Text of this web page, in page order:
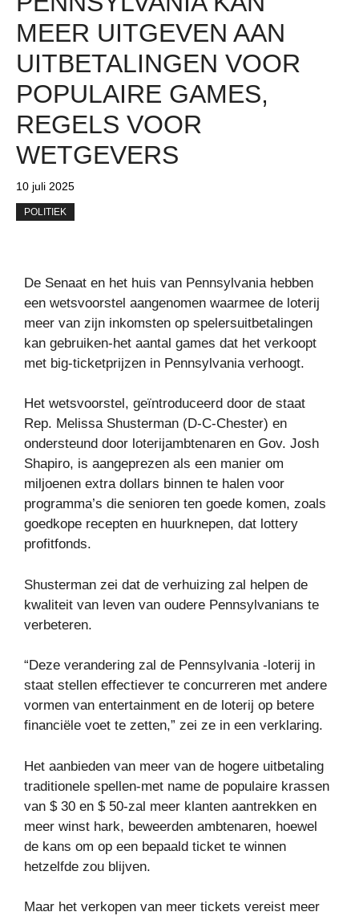
MEER UITGEVEN AAN
UITBETALINGEN VOOR
POPULAIRE GAMES,
REGELS VOOR
WETGEVERS
10 juli 2025
POLITIEK
De Senaat en het huis van Pennsylvania hebben
een wetsvoorstel aangenomen waarmee de loterij
meer van zijn inkomsten op spelersuitbetalingen
kan gebruiken-het aantal games dat het verkoopt
met big-ticketprijzen in Pennsylvania verhoogt.
Het wetsvoorstel, geïntroduceerd door de staat
Rep. Melissa Shusterman (D-C-Chester) en
ondersteund door loterijambtenaren en Gov. Josh
Shapiro, is aangeprezen als een manier om
miljoenen extra dollars binnen te halen voor
programma’s die senioren ten goede komen, zoals
goedkope recepten en huurknepen, dat lottery
profitfonds.
Shusterman zei dat de verhuizing zal helpen de
kwaliteit van leven van oudere Pennsylvanians te
verbeteren.
“Deze verandering zal de Pennsylvania -loterij in
staat stellen effectiever te concurreren met andere
vormen van entertainment en de loterij op betere
financiële voet te zetten,” zei ze in een verklaring.
Het aanbieden van meer van de hogere uitbetaling
traditionele spellen-met name de populaire krassen
van $ 30 en $ 50-zal meer klanten aantrekken en
meer winst hark, beweerden ambtenaren, hoewel
de kans om op een bepaald ticket te winnen
hetzelfde zou blijven.
Maar het verkopen van meer tickets vereist meer